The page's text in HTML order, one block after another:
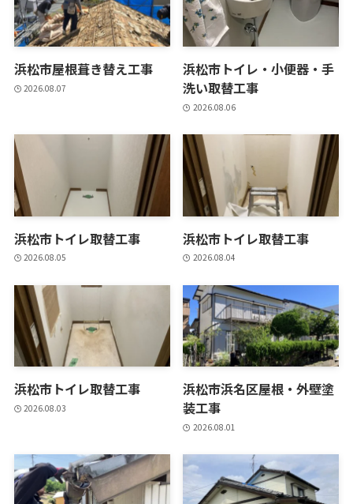
浜松市屋根葺き替え工事
2026.08.07
浜松市トイレ・小便器・手
洗い取替工事
2026.08.06
浜松市トイレ取替工事
2026.08.05
浜松市トイレ取替工事
2026.08.04
浜松市トイレ取替工事
2026.08.03
浜松市浜名区屋根・外壁塗
装工事
2026.08.01